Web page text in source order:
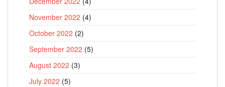
November 2022 (4)
October 2022 (2)
September 2022 (5)
August 2022 (3)
July 2022 (5)